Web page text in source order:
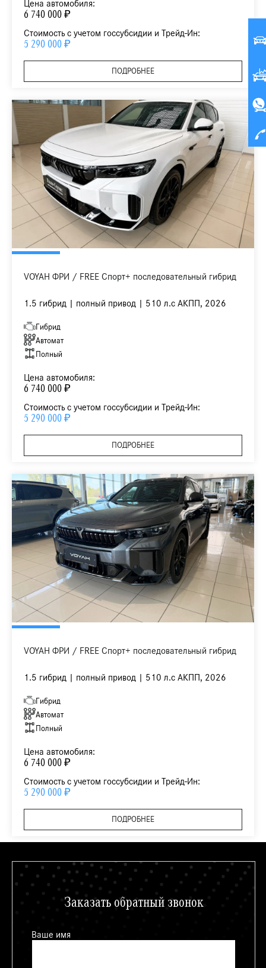
Цена автомобиля:
6 740 000 ₽
Стоимость с учетом госсубсидии и Трейд-Ин:
5 290 000 ₽
ПОДРОБНЕЕ
VOYAH ФРИ / FREE Спорт+ последовательный гибрид
1.5 гибрид | полный привод | 510 л.с АКПП, 2026
Гибрид
Автомат
Полный
Цена автомобиля:
6 740 000 ₽
Стоимость с учетом госсубсидии и Трейд-Ин:
5 290 000 ₽
ПОДРОБНЕЕ
VOYAH ФРИ / FREE Спорт+ последовательный гибрид
1.5 гибрид | полный привод | 510 л.с АКПП, 2026
Гибрид
Автомат
Полный
Цена автомобиля:
6 740 000 ₽
Стоимость с учетом госсубсидии и Трейд-Ин:
5 290 000 ₽
ПОДРОБНЕЕ
Заказать обратный звонок
Ваше имя